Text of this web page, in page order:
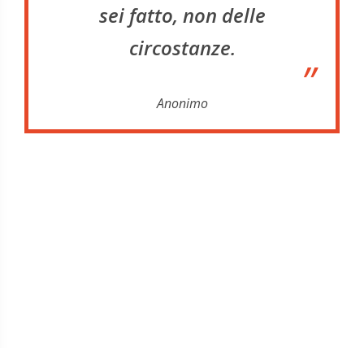
sei fatto, non delle
circostanze.
”
Anonimo